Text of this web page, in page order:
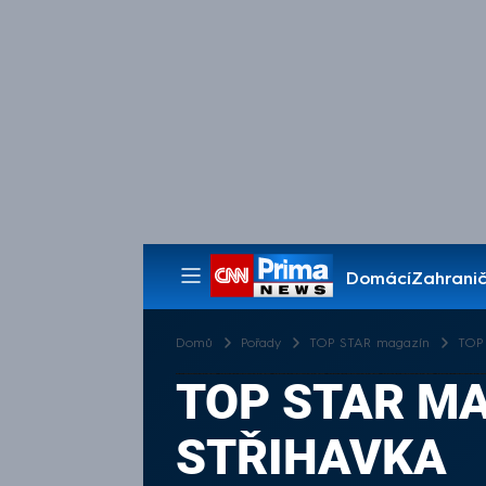
Domácí
Pořady
Domů Pořady TOP STAR magazín
TOP STAR
STŘIHAVKA